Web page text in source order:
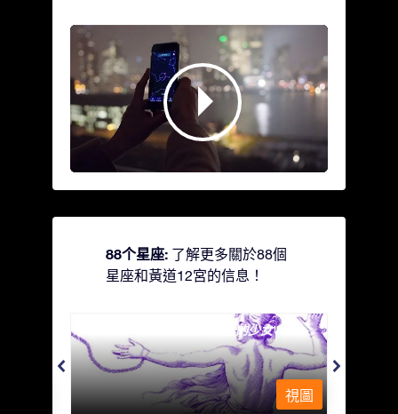
88个星座: 了解更多關於88個
星座和黃道12宮的信息！
Andromeda - 被鐵鍊鎖著的少女
視圖